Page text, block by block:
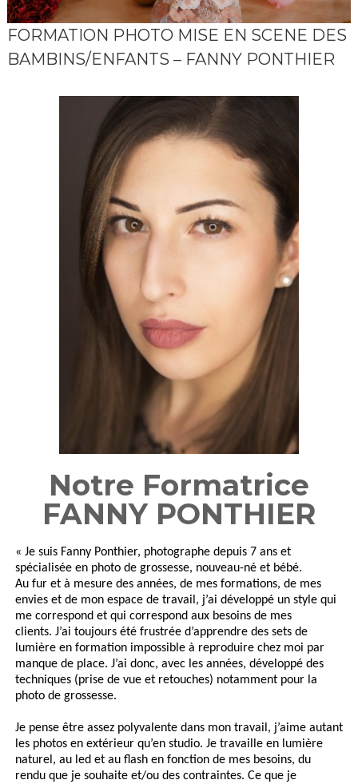
r
i
s
e
FORMATION PHOTO MISE EN SCENE DES
BAMBINS/ENFANTS – FANNY PONTHIER
Notre Formatrice
FANNY PONTHIER
« Je suis Fanny Ponthier, photographe depuis 7 ans et
spécialisée en photo de grossesse, nouveau-né et bébé.
Au fur et à mesure des années, de mes formations, de mes
envies et de mon espace de travail, j’ai développé un style qui
me correspond et qui correspond aux besoins de mes
clients. J’ai toujours été frustrée d’apprendre des sets de
lumière en formation impossible à reproduire chez moi par
manque de place. J’ai donc, avec les années, développé des
techniques (prise de vue et retouches) notamment pour la
photo de grossesse.
Je pense être assez polyvalente dans mon travail, j’aime autant
les photos en extérieur qu’en studio. Je travaille en lumière
naturel, au led et au flash en fonction de mes besoins, du
rendu que je souhaite et/ou des contraintes. Ce que je